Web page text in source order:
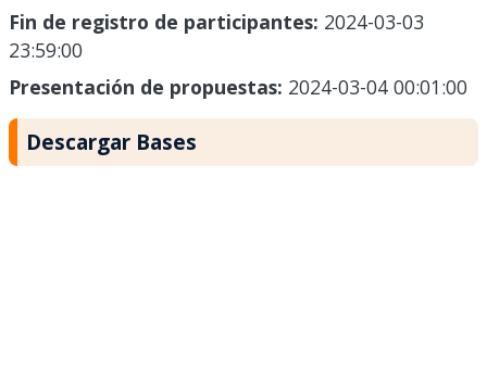
Fin de registro de participantes: 2024-03-03
23:59:00
Presentación de propuestas: 2024-03-04 00:01:00
Descargar Bases